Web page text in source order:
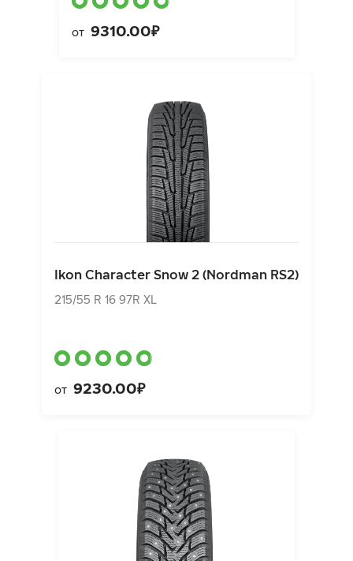
от 9310.00₽
Ikon Character Snow 2 (Nordman RS2)
215/55 R 16 97R XL
от 9230.00₽
Ikon Character Snow 2 (Nordman RS2)
215/55 R 16 97R XL
от9230.00₽
Ikon Nordman 8 (Character Ice 8)
215/55 R 16 97T XL